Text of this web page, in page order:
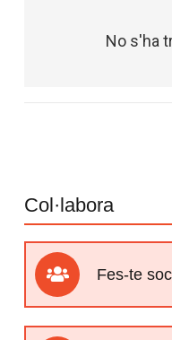
No s'ha
Col·labora
Fes-te